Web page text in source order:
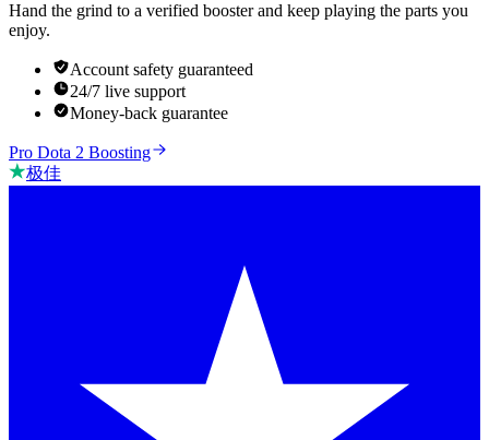
Hand the grind to a verified booster and keep playing the parts you
enjoy.
Account safety guaranteed
24/7 live support
Money-back guarantee
Pro Dota 2 Boosting
极佳